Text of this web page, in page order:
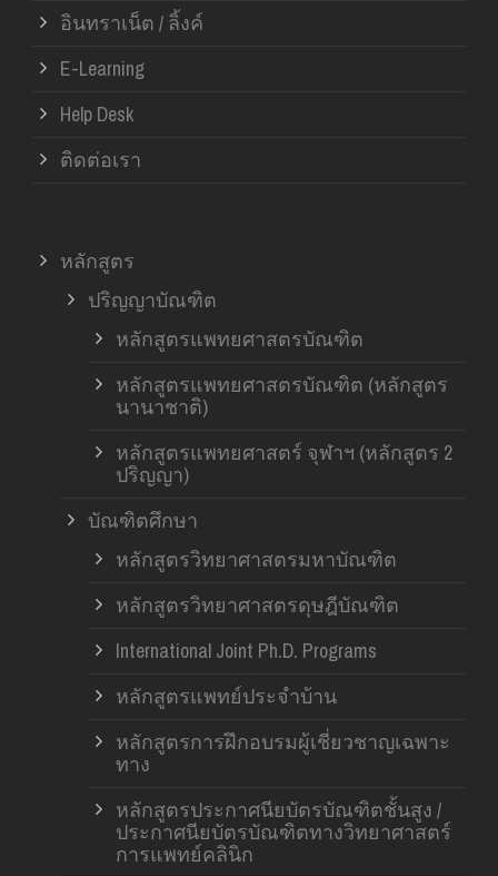
อินทราเน็ต / ลิ้งค์
E-Learning
Help Desk
ติดต่อเรา
หลักสูตร
ปริญญาบัณฑิต
หลักสูตรแพทยศาสตรบัณฑิต
หลักสูตรแพทยศาสตรบัณฑิต (หลักสูตร
นานาชาติ)
หลักสูตรแพทยศาสตร์ จุฬาฯ (หลักสูตร 2
ปริญญา)
บัณฑิตศึกษา
หลักสูตรวิทยาศาสตรมหาบัณฑิต
หลักสูตรวิทยาศาสตรดุษฎีบัณฑิต
International Joint Ph.D. Programs
หลักสูตรแพทย์ประจำบ้าน
หลักสูตรการฝึกอบรมผู้เชี่ยวชาญเฉพาะ
ทาง
หลักสูตรประกาศนียบัตรบัณฑิตชั้นสูง /
ประกาศนียบัตรบัณฑิตทางวิทยาศาสตร์
การแพทย์คลินิก